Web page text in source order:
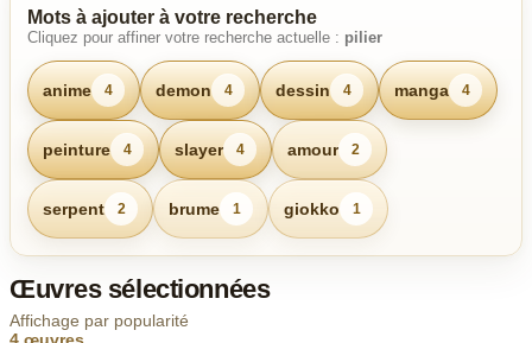
Mots à ajouter à votre recherche
Cliquez pour affiner votre recherche actuelle : pilier
anime 4 demon 4 dessin 4 manga 4
peinture 4 slayer 4 amour 2
serpent 2 brume 1 giokko 1
Œuvres sélectionnées
Affichage par popularité